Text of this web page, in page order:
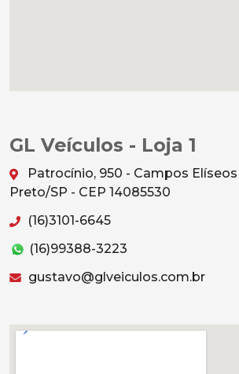
GL Veículos - Loja 1
Patrocínio, 950 - Campos
Preto/SP - CEP 14085530
(16)3101-6645
(16)99388-3223
gustavo@glveiculos.com.br